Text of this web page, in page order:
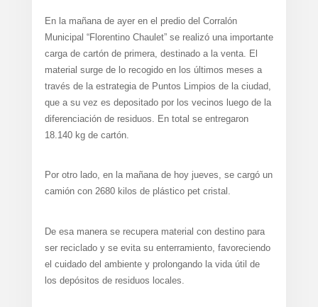
En la mañana de ayer en el predio del Corralón
Municipal “Florentino Chaulet” se realizó una importante
carga de cartón de primera, destinado a la venta. El
material surge de lo recogido en los últimos meses a
través de la estrategia de Puntos Limpios de la ciudad,
que a su vez es depositado por los vecinos luego de la
diferenciación de residuos. En total se entregaron
18.140 kg de cartón.
Por otro lado, en la mañana de hoy jueves, se cargó un
camión con 2680 kilos de plástico pet cristal.
De esa manera se recupera material con destino para
ser reciclado y se evita su enterramiento, favoreciendo
el cuidado del ambiente y prolongando la vida útil de
los depósitos de residuos locales.